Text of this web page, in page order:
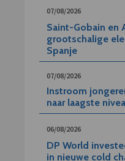
07/08/2026
Saint-Gobain en
grootschalige
Spanje
07/08/2026
Instroom
naar laagste
06/08/2026
DP World
in nieuwe cold